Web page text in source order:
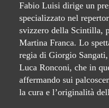
Fabio Luisi dirige un
specializzato nel
svizzero della Scintilla,
Martina Franca. Lo
regia di Giorgio
Luca Ronconi, che in
affermando sui
la cura e l’originalità